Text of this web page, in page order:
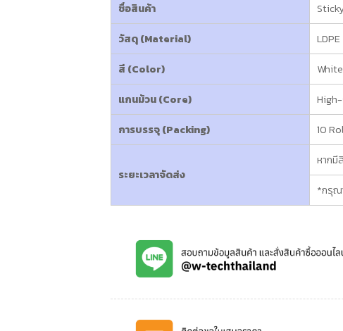
ชื่อสินค้า
วัสดุ (Material)
LDPE
สี (Color)
White
แกนม้วน (Core)
การบรรจุ (Packing)
10
ระยะเวลาจัดส่ง
หากมี
*กรุณ